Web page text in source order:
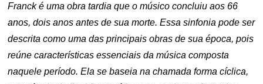
Francké uma obra tardia que o músico concluiu aos 66
anos, dois anos antes de sua morte. Essa sinfonia pode ser
descrita como uma das principais obras de sua época, pois
reúne características essenciais da música composta
naquele período. Ela se baseia na chamada forma cíclica,